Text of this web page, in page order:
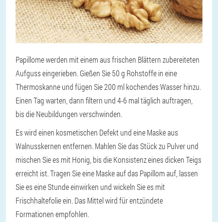
Papillome werden mit einem aus frischen Blättern zubereiteten
Aufguss eingerieben. Gießen Sie 50 g Rohstoffe in eine
Thermoskanne und fügen Sie 200 ml kochendes Wasser hinzu.
Einen Tag warten, dann filtern und 4-6 mal täglich auftragen,
bis die Neubildungen verschwinden.
Es wird einen kosmetischen Defekt und eine Maske aus
Walnusskernen entfernen. Mahlen Sie das Stück zu Pulver und
mischen Sie es mit Honig, bis die Konsistenz eines dicken Teigs
erreicht ist. Tragen Sie eine Maske auf das Papillom auf, lassen
Sie es eine Stunde einwirken und wickeln Sie es mit
Frischhaltefolie ein. Das Mittel wird für entzündete
Formationen empfohlen.